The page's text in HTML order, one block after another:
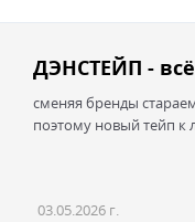
ДЭНСТЕЙП -
сменяя бренды
поэтому новый тейп к
03.05.2026 г.